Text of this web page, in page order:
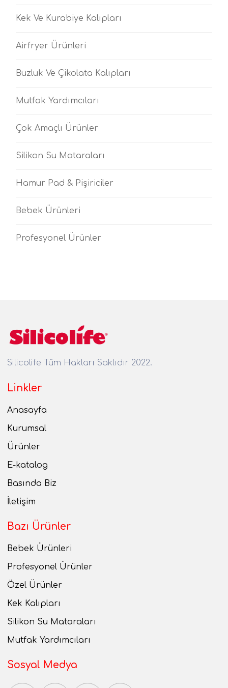
Kek Ve Kurabiye Kalıpları
Airfryer Ürünleri
Buzluk Ve Çikolata Kalıpları
Mutfak Yardımcıları
Çok Amaçlı Ürünler
Silikon Su Mataraları
Hamur Pad & Pişiriciler
Bebek Ürünleri
Profesyonel Ürünler
Silicolife Tüm Hakları Saklıdır 2022.
Linkler
Anasayfa
Kurumsal
Ürünler
E-katalog
Basında Biz
İletişim
Bazı Ürünler
Bebek Ürünleri
Profesyonel Ürünler
Özel Ürünler
Kek Kalıpları
Silikon Su Mataraları
Mutfak Yardımcıları
Sosyal Medya